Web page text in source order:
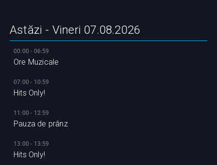
Astăzi - Vineri 07.08.2026
00:00 - 06:59
Ore Muzicale
07:00 - 10:59
Hits Only!
11:00 - 12:59
Pauza de prânz
13:00 - 13:59
Hits Only!